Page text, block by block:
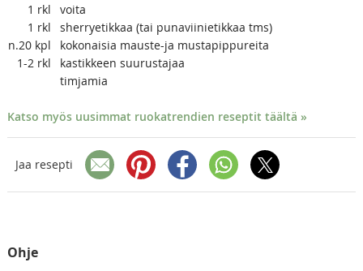
1 rkl
voita
1 rkl
sherryetikkaa (tai punaviinietikkaa tms)
n.20 kpl
kokonaisia mauste-ja mustapippureita
1-2 rkl
kastikkeen suurustajaa
timjamia
Katso myös uusimmat ruokatrendien reseptit täältä »
Jaa resepti
Ohje